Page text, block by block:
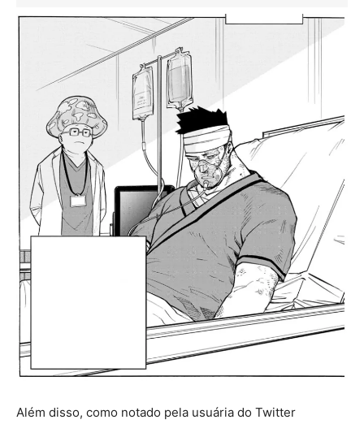
Além disso, como notado pela usuária do Twitter